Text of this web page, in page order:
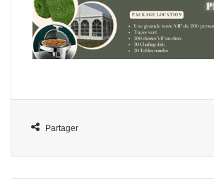
Partager